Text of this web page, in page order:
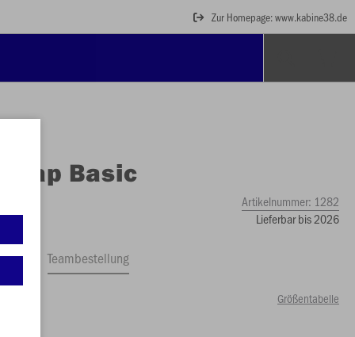
Zur Homepage: www.kabine38.de
Cap Basic
Artikelnummer: 1282
Lieferbar bis 2026
Teambestellung
Größentabelle